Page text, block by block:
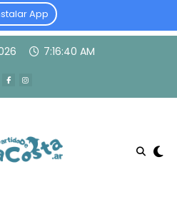
App
7:16:41 AM